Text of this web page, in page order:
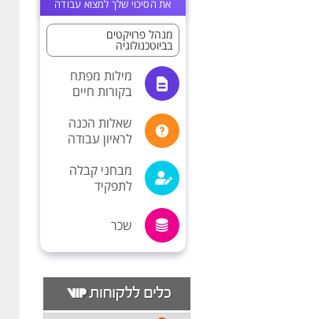
את הסיכוי שלך למצוא עבודה
מנהל פרויקטים
בביוטכנולוגיה
מילות מפתח
בקורות חיים
שאלות הכנה
לראיון עבודה
מבחני קבלה
לתפקיד
שכר